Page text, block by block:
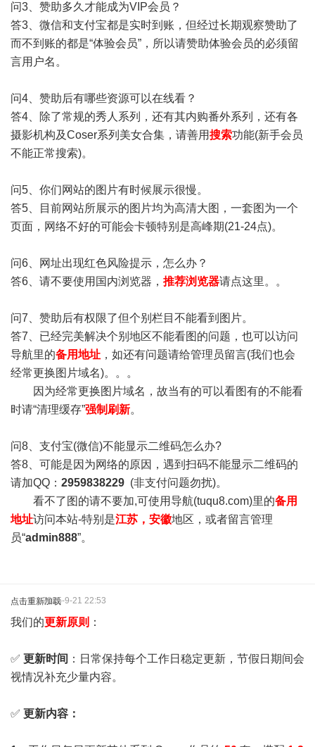
问3、赞助多久才能成为VIP会员？
答3、微信和支付宝都是实时到账，但经过长期观察赞助了
而不到账的都是“体验会员”，所以请赞助体验会员的必须留
言用户名。
问4、赞助后有哪些资源可以在线看？
答4、除了常规的秀人系列，还有其内购番外系列，还有各
摄影机构及Coser系列美女合集，请善用搜索功能(新手会员
不能正常搜索)。
问5、你们网站的图片有时候展示很慢。
答5、目前网站所展示的图片均为高清大图，一套图为一个
页面，网络不好的可能会卡顿特别是高峰期(21-24点)。
问6、网址出现红色风险提示，怎么办？
答6、请不要使用国内浏览器， 推荐浏览器请点这里。。
问7、赞助后有权限了但个别栏目不能看到图片。
答7、已经完美解决个别地区不能看图的问题，也可以访问
导航里的备用地址 ，如还有问题请给管理员留言(我们也会
经常更换图片域名)。。。
因为经常更换图片域名，故当有的可以看图有的不能看
时请“清理缓存”强制刷新。
问8、支付宝(微信)不能显示二维码怎么办?
答8、可能是因为网络的原因，遇到扫码不能显示二维码的
请加QQ： 2959838229 (非支付问题勿扰)。
看不了图的请不要加,可使用导航(tuqu8.com)里的备用
地址访问本站-特别是江苏，安徽地区，或者留言管理
员“admin888”。
点击重新加载2025-9-21 22:53
我们的更新原则 ：
✅ 更新时间 ：日常保持每个工作日稳定更新，节假日期间会
视情况补充少量内容。
✅ 更新内容：